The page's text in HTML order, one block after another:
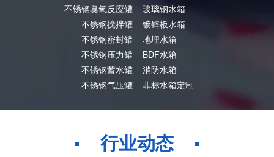
不锈钢臭氧反应罐
不锈钢搅拌罐
不锈钢密封罐
不锈钢压力罐
不锈钢蓄水罐
不锈钢气压罐
玻璃钢水箱
镀锌板水箱
地埋水箱
BDF水箱
消防水箱
非标水箱定制
行业动态